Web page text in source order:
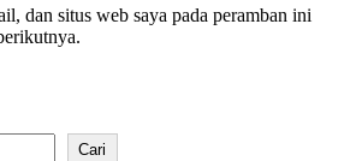
dan situs web saya pada peramban ini
Cari